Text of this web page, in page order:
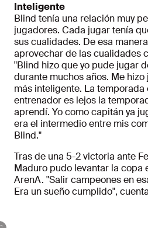
Inteligente
Blind tenía una relación muy
jugadores. Cada jugar tenía
sus cualidades. De esa
aprovechar de las cualidades
"Blind hizo que yo pude jugar
durante muchos años. Me
más inteligente. La temporada
entrenador es lejos la
aprendí. Yo como capitán ya
era el intermedio entre mis
Blind."
Tras de una 5-2 victoria ante
Maduro pudo levantar la copa
ArenA. "Salir campeones en
Era un sueño cumplido",